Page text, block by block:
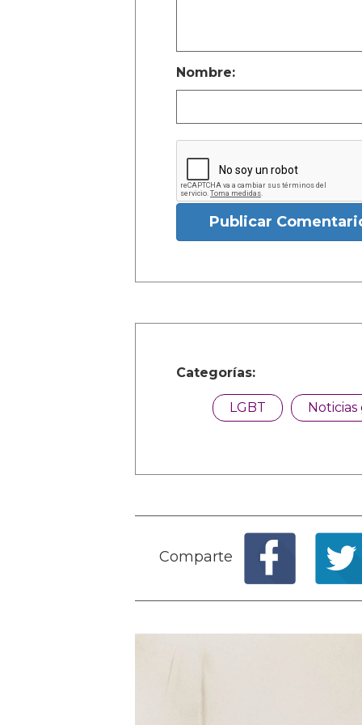
Nombre:
Publicar
Categorías:
LGBT Noticias
Comparte